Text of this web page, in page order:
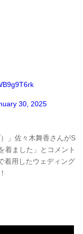
30, 2025
」佐々木舞香さんがS
着ました」とコメント
着用したウェディング